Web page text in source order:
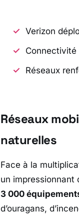
Verizon
Connectivité
Réseaux
Réseaux
naturelles
Face à la
un impressionnant
3 000
d’ouragans,